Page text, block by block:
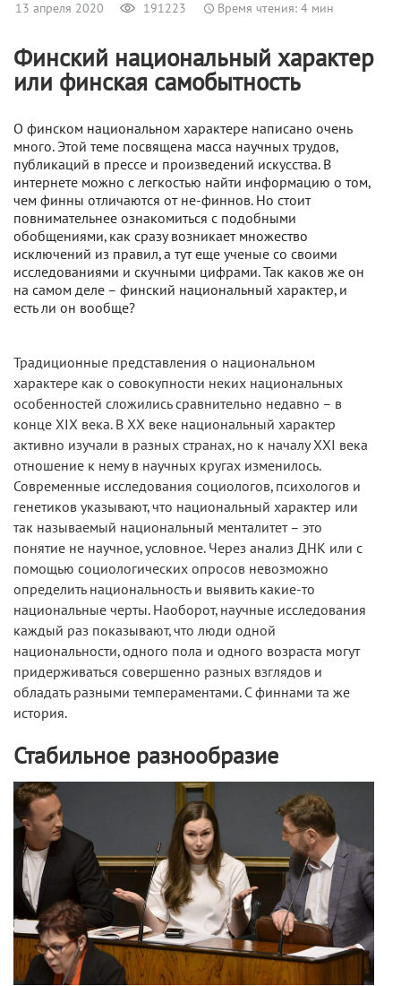
13 апреля 2020 191223 Время чтения: 4 мин
Финский национальный характер
или финская самобытность
О финском национальном характере написано очень
много. Этой теме посвящена масса научных трудов,
публикаций в прессе и произведений искусства. В
интернете можно с легкостью найти информацию о том,
чем финны отличаются от не-финнов. Но стоит
повнимательнее ознакомиться с подобными
обобщениями, как сразу возникает множество
исключений из правил, а тут еще ученые со своими
исследованиями и скучными цифрами. Так каков же он
на самом деле – финский национальный характер, и
есть ли он вообще?
Традиционные представления о национальном
характере как о совокупности неких национальных
особенностей сложились сравнительно недавно – в
конце XIX века. В ХХ веке национальный характер
активно изучали в разных странах, но к началу XXI века
отношение к нему в научных кругах изменилось.
Современные исследования социологов, психологов и
генетиков указывают, что национальный характер или
так называемый национальный менталитет – это
понятие не научное, условное. Через анализ ДНК или с
помощью социологических опросов невозможно
определить национальность и выявить какие-то
национальные черты. Наоборот, научные исследования
каждый раз показывают, что люди одной
национальности, одного пола и одного возраста могут
придерживаться совершенно разных взглядов и
обладать разными темпераментами. С финнами та же
история.
Стабильное разнообразие